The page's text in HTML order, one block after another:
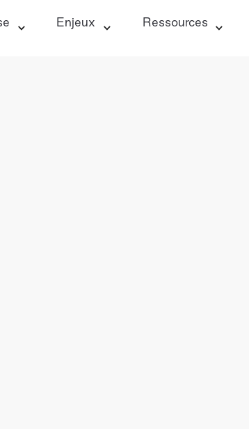
Enjeux Ressources